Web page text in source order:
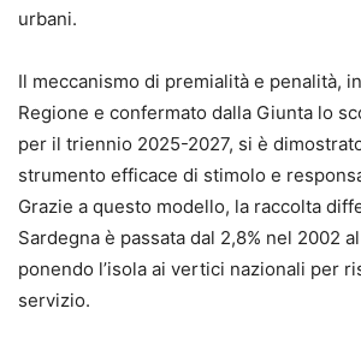
urbani.
Il meccanismo di premialità e penalità,
Regione e confermato dalla Giunta lo
per il triennio 2025-2027, si è
strumento efficace di stimolo e
Grazie a questo modello, la raccolta
Sardegna è passata dal 2,8% nel 2002
ponendo l’isola ai vertici nazionali per
servizio.